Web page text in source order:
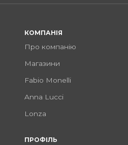
КОМПАНІЯ
Про компанію
Магазини
Fabio Monelli
Anna Lucci
Lonza
ПРОФІЛЬ